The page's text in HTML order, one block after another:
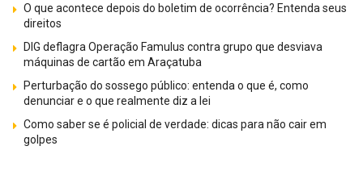
O que acontece depois do boletim de ocorrência? Entenda seus
direitos
DIG deflagra Operação Famulus contra grupo que desviava
máquinas de cartão em Araçatuba
Perturbação do sossego público: entenda o que é, como
denunciar e o que realmente diz a lei
Como saber se é policial de verdade: dicas para não cair em
golpes